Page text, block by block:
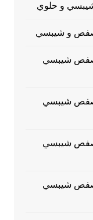
و حلوي
و شيبسي
شيبسي
شيبسي
شيبسي
شيبسي